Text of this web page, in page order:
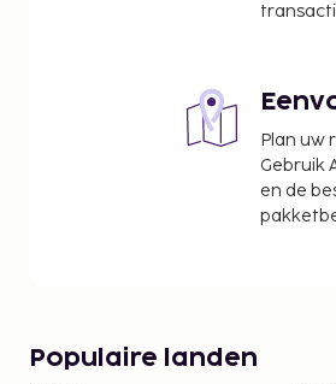
Bercy Village - 16,9 km
Luchthaven Orly (ORY) - 2,1
Luchthaven Roissy - Charles
Parijs (BVA-Beauvais) - 114
Parijs (XCR-Chalons-Vatry) -
halen bij de snackbar/deli.
Plan uw
Gebruik
en de
Populaire landen